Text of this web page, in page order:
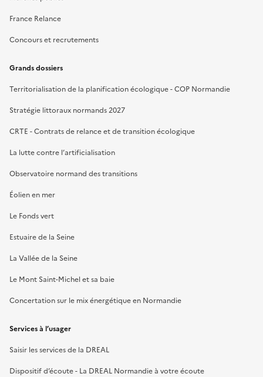
France Relance
Concours et recrutements
Grands dossiers
Territorialisation de la planification écologique - COP Normandie
Stratégie littoraux normands 2027
CRTE - Contrats de relance et de transition écologique
La lutte contre l’artificialisation
Observatoire normand des transitions
Éolien en mer
Le Fonds vert
Estuaire de la Seine
La Vallée de la Seine
Le Mont Saint-Michel et sa baie
Concertation sur le mix énergétique en Normandie
Services à l’usager
Saisir les services de la DREAL
Dispositif d’écoute - La DREAL Normandie à votre écoute